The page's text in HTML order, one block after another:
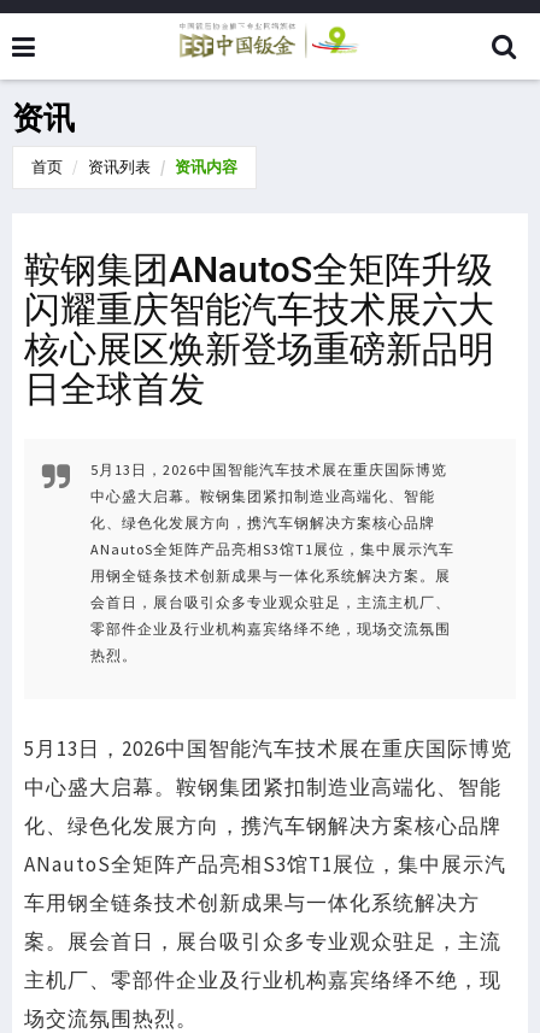
资讯
首页 资讯列表 资讯内容
鞍钢集团ANautoS全矩阵升级
闪耀重庆智能汽车技术展六大
核心展区焕新登场重磅新品明
日全球首发
5月13日，2026中国智能汽车技术展在重庆国际博览
中心盛大启幕。鞍钢集团紧扣制造业高端化、智能
化、绿色化发展方向，携汽车钢解决方案核心品牌
ANautoS全矩阵产品亮相S3馆T1展位，集中展示汽车
用钢全链条技术创新成果与一体化系统解决方案。展
会首日，展台吸引众多专业观众驻足，主流主机厂、
零部件企业及行业机构嘉宾络绎不绝，现场交流氛围
热烈。
5月13日，2026中国智能汽车技术展在重庆国际博览
中心盛大启幕。鞍钢集团紧扣制造业高端化、智能
化、绿色化发展方向，携汽车钢解决方案核心品牌
ANautoS全矩阵产品亮相S3馆T1展位，集中展示汽
车用钢全链条技术创新成果与一体化系统解决方
案。展会首日，展台吸引众多专业观众驻足，主流
主机厂、零部件企业及行业机构嘉宾络绎不绝，现
场交流氛围热烈。